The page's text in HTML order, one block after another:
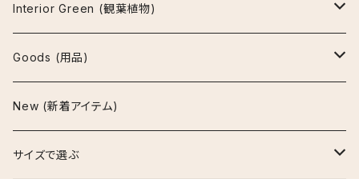
Interior Green (観葉植物)
アグラオネマ
ビューティー
マリア
アスプレニウム
パーバティ
アロカシア
Goods (用品)
鉢
陶器鉢
インテリア雑貨
New (新着アイテム)
サイズで選ぶ